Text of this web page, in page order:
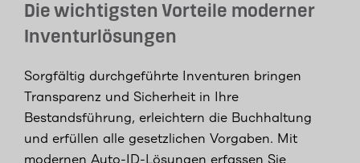
Die wichtigsten Vorteile moderner
Inventurlösungen
Sorgfältig durchgeführte Inventuren bringen
Transparenz und Sicherheit in Ihre
Bestandsführung, erleichtern die Buchhaltung
und erfüllen alle gesetzlichen Vorgaben. Mit